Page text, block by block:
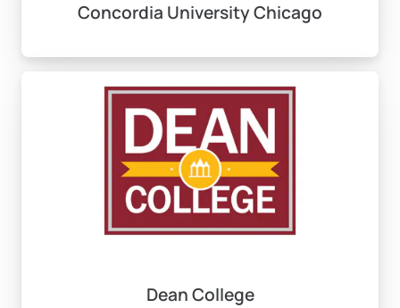
Concordia University Chicago
Dean College